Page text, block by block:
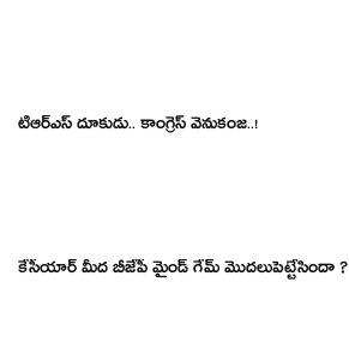
టీఆర్ఎస్ దూకుడు.. కాంగ్రెస్ వెనుకంజ‌..!
కేసీయార్ మీద బీజేపీ మైండ్ గేమ్ మొదలుపెట్టేసిందా ?